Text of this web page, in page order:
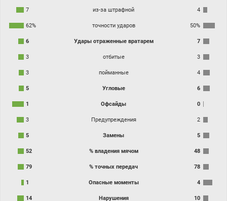
7 из-за штрафной 4
62% точности ударов 50%
6 Удары отраженные вратарем 7
3 отбитые 3
3 пойманные 4
5 Угловые 6
1 Офсайды 0
3 Предупреждения 2
5 Замены 5
52 % владения мячом 48
79 % точных передач 78
1 Опасные моменты 4
14 Нарушения 10